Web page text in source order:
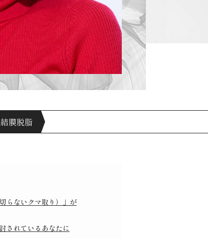
膜脱脂
らないクマ取り）」が
されているあなたに